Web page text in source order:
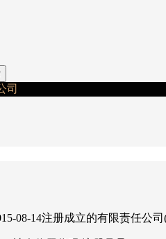
司
08-14注册成立的有限责任公